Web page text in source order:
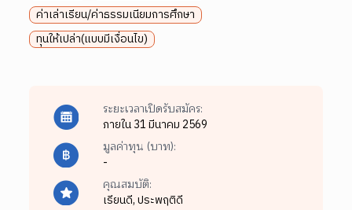
ค่าเล่าเรียน/ค่าธรรมเนียมการศึกษา
ทุนให้เปล่า(แบบมีเงื่อนไข)
ระยะเวลาเปิดรับสมัคร:
ภายใน 31 มีนาคม 2569
มูลค่าทุน (บาท):
-
คุณสมบัติ:
เรียนดี,ประพฤติดี